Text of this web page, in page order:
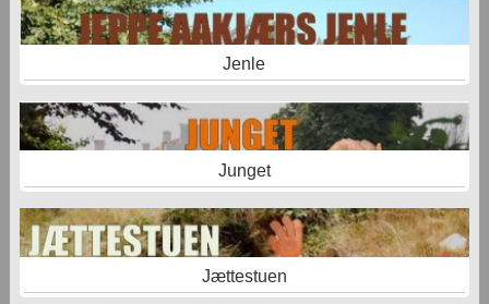
Jenle
Junget
Jættestuen